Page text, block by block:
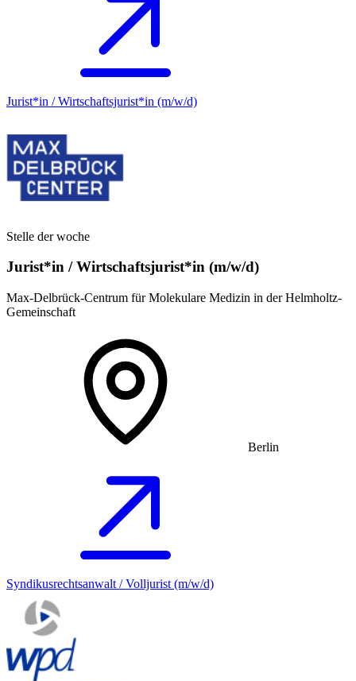
Jurist*in / Wirtschafts­jurist*in (m/w/d)
Stelle der woche
Jurist*in / Wirtschafts­jurist*in (m/w/d)
Max-Delbrück-Centrum für Molekulare Medizin in der Helmholtz-
Gemeinschaft
Berlin
Syndikusrechtsanwalt / Volljurist (m/w/d)